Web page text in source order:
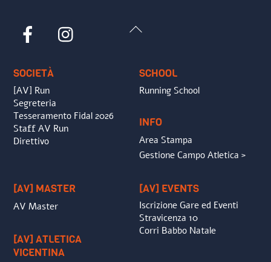
Back
Facebook
SOCIETÀ
[AV] Run
Segreteria
Tesseramento Fidal 2026
Staff AV Run
Direttivo
SCHOOL
Running School
INFO
Area Stampa
Gestione Campo Atletica >
[AV] MASTER
AV Master
[AV] ATLETICA
VICENTINA
[AV] EVENTS
Iscrizione Gare ed Eventi
Stravicenza 10
Corri Babbo Natale